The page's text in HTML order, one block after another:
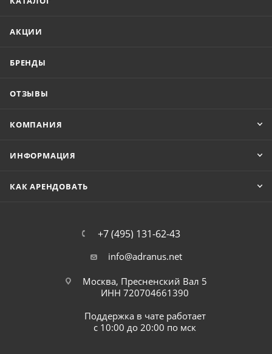
АКЦИИ
БРЕНДЫ
ОТЗЫВЫ
КОМПАНИЯ
ИНФОРМАЦИЯ
КАК АРЕНДОВАТЬ
+7 (495) 131-62-43
info@adranus.net
Москва, Пресненский Вал 5
ИНН 720704661390
Поддержка в чате работает
с 10:00 до 20:00 по мск